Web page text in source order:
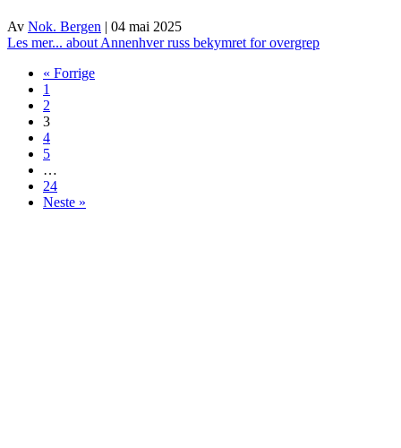
Av Nok. Bergen | 04 mai 2025
Les mer... about Annenhver russ bekymret for overgrep
« Forrige
1
2
3
4
5
…
24
Neste »